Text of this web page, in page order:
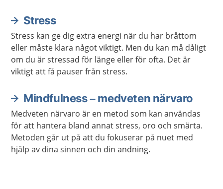
Stress
Stress kan ge dig extra energi när du har bråttom
eller måste klara något viktigt. Men du kan må dåligt
om du är stressad för länge eller för ofta. Det är
viktigt att få pauser från stress.
Mindfulness – medveten närvaro
Medveten närvaro är en metod som kan användas
för att hantera bland annat stress, oro och smärta.
Metoden går ut på att du fokuserar på nuet med
hjälp av dina sinnen och din andning.